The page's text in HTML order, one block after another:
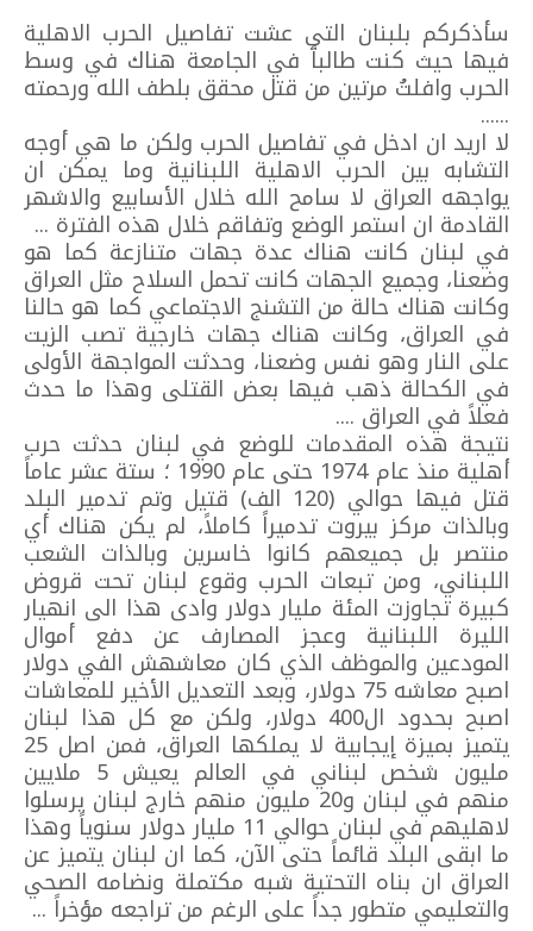
سأذكركم بلبنان التي عشت تفاصيل الحرب الاهلية
فيها حيث كنت طالباً في الجامعة هناك في وسط
الحرب وافلتُ مرتين من قتل محقق بلطف الله ورحمته
......
لا اريد ان ادخل في تفاصيل الحرب ولكن ما هي أوجه
التشابه بين الحرب الاهلية اللبنانية وما يمكن ان
يواجهه العراق لا سامح الله خلال الأسابيع والاشهر
القادمة ان استمر الوضع وتفاقم خلال هذه الفترة ...
في لبنان كانت هناك عدة جهات متنازعة كما هو
وضعنا، وجميع الجهات كانت تحمل السلاح مثل العراق
وكانت هناك حالة من التشنج الاجتماعي كما هو حالنا
في العراق، وكانت هناك جهات خارجية تصب الزيت
على النار وهو نفس وضعنا، وحدثت المواجهة الأولى
في الكحالة ذهب فيها بعض القتلى وهذا ما حدث
فعلاً في العراق ....
نتيجة هذه المقدمات للوضع في لبنان حدثت حرب
أهلية منذ عام 1974 حتى عام 1990 ؛ ستة عشر عاماً
قتل فيها حوالي (120 الف) قتيل وتم تدمير البلد
وبالذات مركز بيروت تدميراً كاملاً، لم يكن هناك أي
منتصر بل جميعهم كانوا خاسرين وبالذات الشعب
اللبناني، ومن تبعات الحرب وقوع لبنان تحت قروض
كبيرة تجاوزت المئة مليار دولار وادى هذا الى انهيار
الليرة اللبنانية وعجز المصارف عن دفع أموال
المودعين والموظف الذي كان معاشهش الفي دولار
اصبح معاشه 75 دولار، وبعد التعديل الأخير للمعاشات
اصبح بحدود ال400 دولار، ولكن مع كل هذا لبنان
يتميز بميزة إيجابية لا يملكها العراق، فمن اصل 25
مليون شخص لبناني في العالم يعيش 5 ملايين
منهم في لبنان و20 مليون منهم خارج لبنان يرسلوا
لاهليهم في لبنان حوالي 11 مليار دولار سنوياً وهذا
ما ابقى البلد قائماً حتى الآن، كما ان لبنان يتميز عن
العراق ان بناه التحتية شبه مكتملة ونضامه الصحي
والتعليمي متطور جداً على الرغم من تراجعه مؤخراً ...